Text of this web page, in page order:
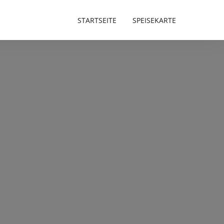
STARTSEITE SPEISEKARTE